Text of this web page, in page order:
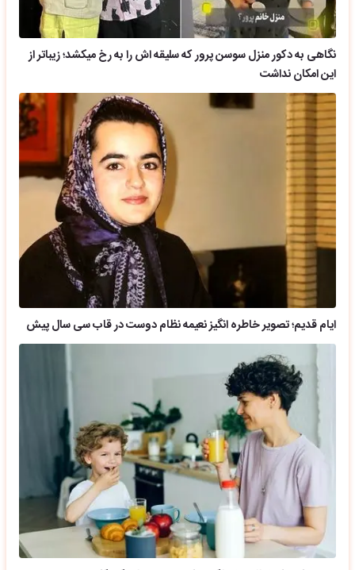
نگاهی به دکور منزل سوسن پرور که سلیقه اش را به رخ میکشد؛ زیباتر از
این امکان نداشت
ایام قدیم؛ تصویر خاطره انگیز نعیمه نظام دوست در قاب سی سال پیش